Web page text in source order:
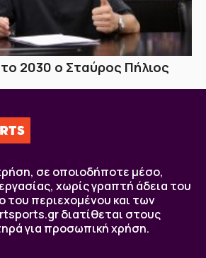
το 2030 ο Σταύρος Πήλιος
σε οποιοδήποτε μέσο,
χωρίς γραπτή άδεια του
του περιεχομένου και των
διατίθεται στους
για προσωπική χρήση.